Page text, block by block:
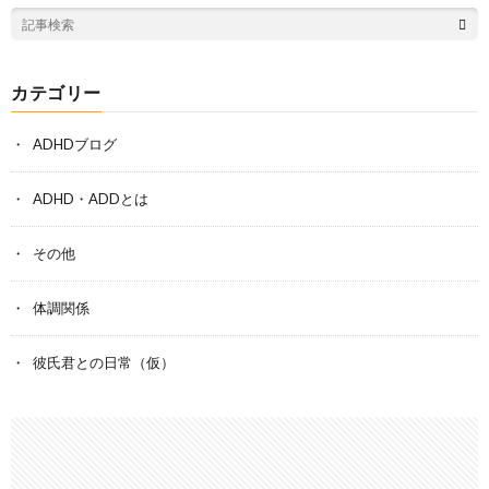
カテゴリー
ADHDブログ
ADHD・ADDとは
その他
体調関係
彼氏君との日常（仮）